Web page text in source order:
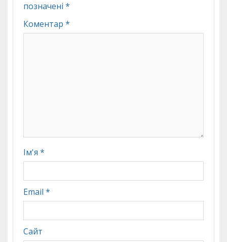
позначені *
Коментар *
Ім'я *
Email *
Сайт